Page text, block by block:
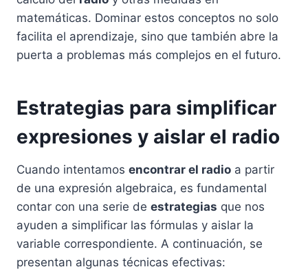
matemáticas. Dominar estos conceptos no solo
facilita el aprendizaje, sino que también abre la
puerta a problemas más complejos en el futuro.
Estrategias para simplificar
expresiones y aislar el radio
Cuando intentamos encontrar el radio a partir
de una expresión algebraica, es fundamental
contar con una serie de estrategias que nos
ayuden a simplificar las fórmulas y aislar la
variable correspondiente. A continuación, se
presentan algunas técnicas efectivas: